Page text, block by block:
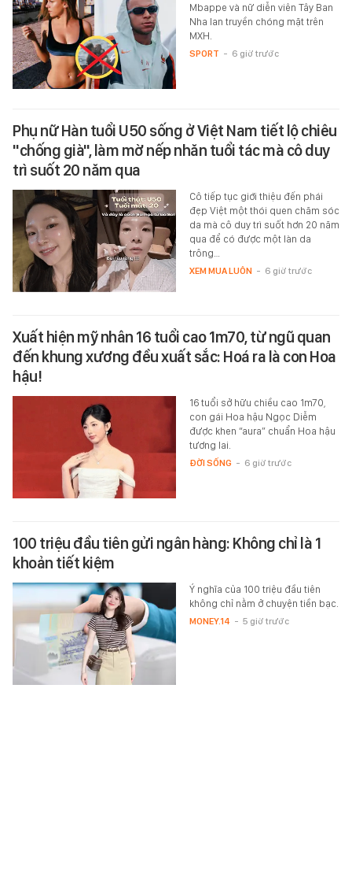
Mbappe và nữ diễn viên Tây Ban
Nha lan truyền chóng mặt trên
MXH.
SPORT - 6 giờ trước
Phụ nữ Hàn tuổi U50 sống ở Việt Nam tiết lộ chiêu
"chống già", làm mờ nếp nhăn tuổi tác mà cô duy
trì suốt 20 năm qua
Cô tiếp tục giới thiệu đến phái
đẹp Việt một thói quen chăm sóc
da mà cô duy trì suốt hơn 20 năm
qua để có được một làn da
trông…
XEM MUA LUÔN - 6 giờ trước
Xuất hiện mỹ nhân 16 tuổi cao 1m70, từ ngũ quan
đến khung xương đều xuất sắc: Hoá ra là con Hoa
hậu!
16 tuổi sở hữu chiều cao 1m70,
con gái Hoa hậu Ngọc Diễm
được khen “aura” chuẩn Hoa hậu
tương lai.
ĐỜI SỐNG - 6 giờ trước
100 triệu đầu tiên gửi ngân hàng: Không chỉ là 1
khoản tiết kiệm
Ý nghĩa của 100 triệu đầu tiên
không chỉ nằm ở chuyện tiền bạc.
MONEY.14 - 5 giờ trước